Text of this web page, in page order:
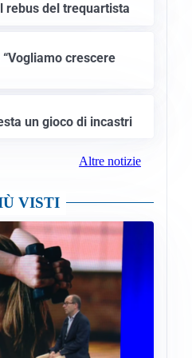
rebus del trequartista
crescere
un gioco di incastri
Altre notizie
VISTI